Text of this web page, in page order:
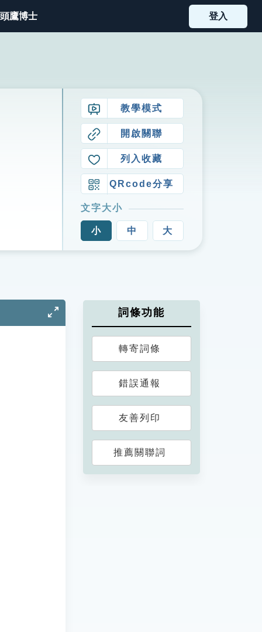
鷹博士 登入
教學模式
開啟關聯
列入收藏
QRcode分享
文字大小
小 中 大
詞條功能
轉寄詞條
錯誤通報
友善列印
推薦關聯詞